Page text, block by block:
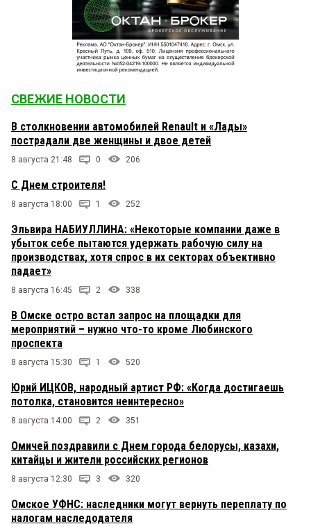
СВЕЖИЕ НОВОСТИ
В столкновении автомобилей Renault и «Лады»
пострадали две женщины и двое детей
8 августа 21:48 0 206
С Днем строителя!
8 августа 18:00 1 252
Эльвира НАБИУЛЛИНА: «Некоторые компании даже в
убыток себе пытаются удержать рабочую силу на
производствах, хотя спрос в их секторах объективно
падает»
8 августа 16:45 2 338
В Омске остро встал запрос на площадки для
мероприятий – нужно что-то кроме Любинского
проспекта
8 августа 15:30 1 520
Юрий ИЦКОВ, народный артист РФ: «Когда достигаешь
потолка, становится неинтересно»
8 августа 14:00 2 351
Омичей поздравили с Днем города белорусы, казахи,
китайцы и жители российских регионов
8 августа 12:30 3 320
Омское УФНС: наследники могут вернуть переплату по
налогам наследодателя